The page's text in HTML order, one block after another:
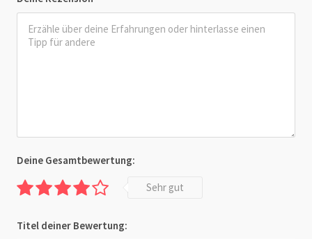
Deine Gesamtbewertung:
Sehr gut
Titel deiner Bewertung: